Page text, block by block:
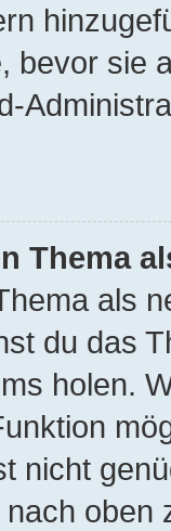
bevor sie
Thema
als
du das
holen.
nicht
oben